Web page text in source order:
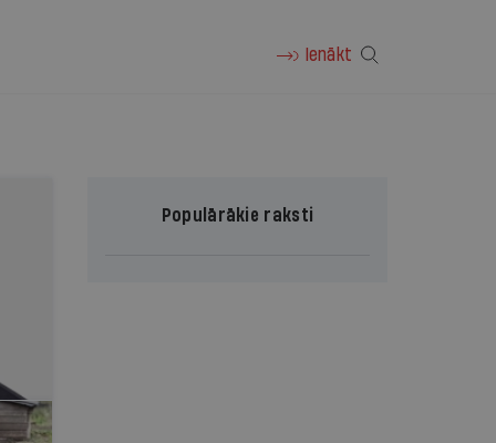
Ienākt
Populārākie raksti